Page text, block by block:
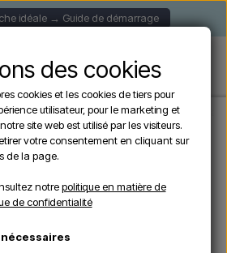
idéale → Guide de démarrage
Jardin Douches murales Douche extérieure
des cookies
cookies et les cookies de tiers pour
utilisateur, pour le marketing et
site web est utilisé par les visiteurs.
votre consentement en cliquant sur
de la page.
notrepolitique en matière de
de confidentialité